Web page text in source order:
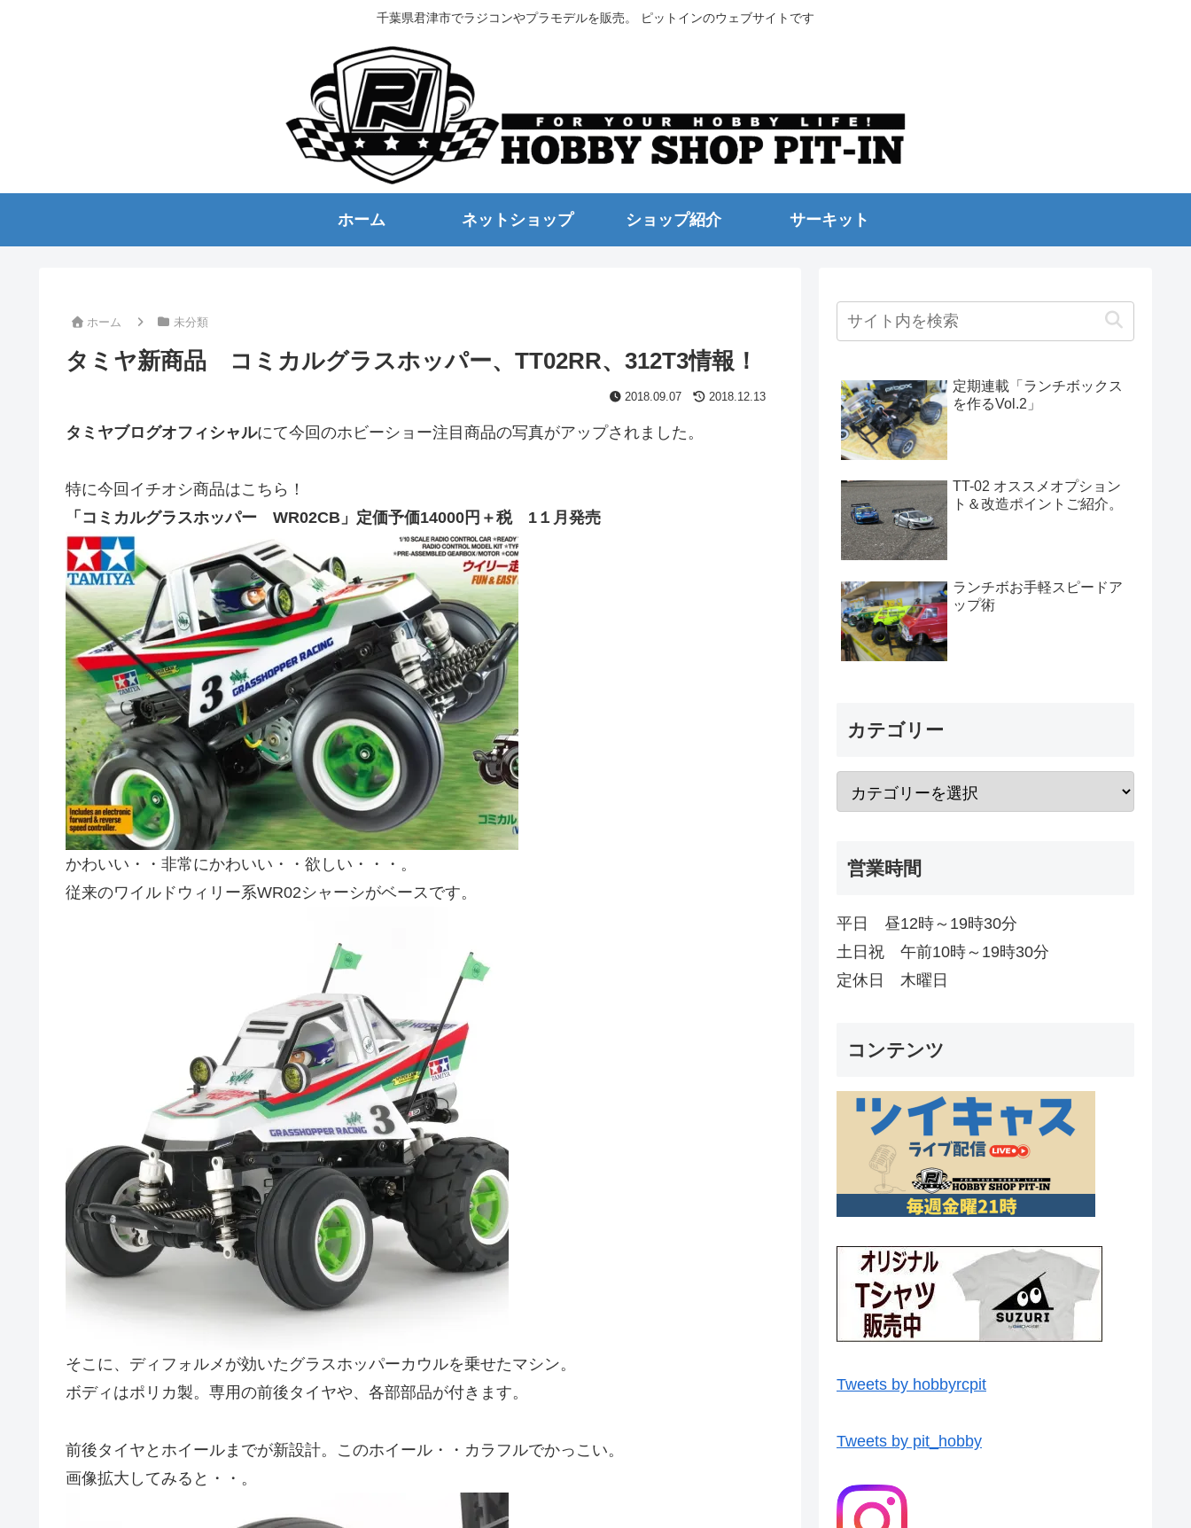
千葉県君津市でラジコンやプラモデルを販売。 ピットインのウェブサイトです
ホーム ネットショップ ショップ紹介 サーキット
ホーム 未分類
タミヤ新商品 コミカルグラスホッパー、TT02RR、312T3情報！
2018.09.07 2018.12.13
タミヤブログオフィシャルにて今回のホビーショー注目商品の写真がアップされました。
特に今回イチオシ商品はこちら！
「コミカルグラスホッパー WR02CB」定価予価14000円＋税 1１月発売
かわいい・・非常にかわいい・・欲しい・・・。
従来のワイルドウィリー系WR02シャーシがベースです。
そこに、ディフォルメが効いたグラスホッパーカウルを乗せたマシン。
ボディはポリカ製。専用の前後タイヤや、各部部品が付きます。
前後タイヤとホイールまでが新設計。このホイール・・カラフルでかっこい。
画像拡大してみると・・。
定期連載「ランチボックス
を作るVol.2」
TT-02 オススメオプション
ト＆改造ポイントご紹介。
ランチボお手軽スピードア
ップ術
カテゴリー
営業時間
平日 昼12時～19時30分
土日祝 午前10時～19時30分
定休日 木曜日
コンテンツ
Tweets by hobbyrcpit
Tweets by pit_hobby